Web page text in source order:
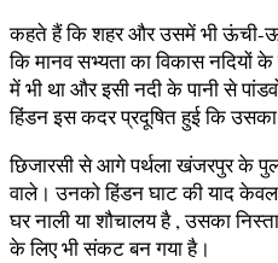
कहते हैं कि शहर और उसमें भी ऊंची-
कि मानव सभ्यता का विकास नदियों
में भी था और इसी नदी के पानी से
हिंडन इस कदर प्रदूषित हुई कि
छिजारसी से आगे पर्थला खंजरपुर के
वाले। उनको हिंडन घाट की याद केवल
घर नाली या शौचालय है , उसका
के लिए भी संकट बन गया है।